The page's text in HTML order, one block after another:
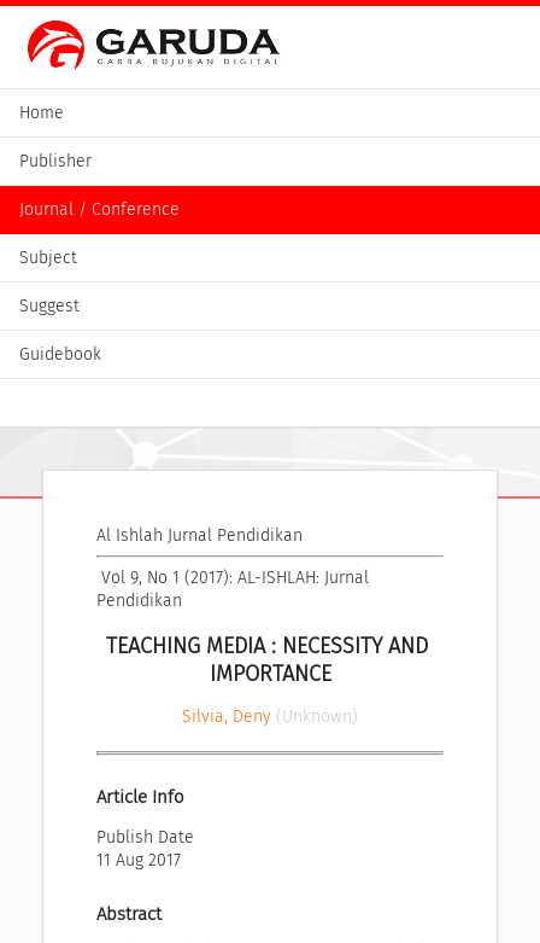
Home
Publisher
Journal / Conference
Subject
Suggest
Guidebook
Al Ishlah Jurnal Pendidikan
Pendidikan
TEACHING MEDIA : NECESSITY AND
IMPORTANCE
Silvia, Deny (Unknown)
Article Info
Publish Date
11 Aug 2017
Abstract